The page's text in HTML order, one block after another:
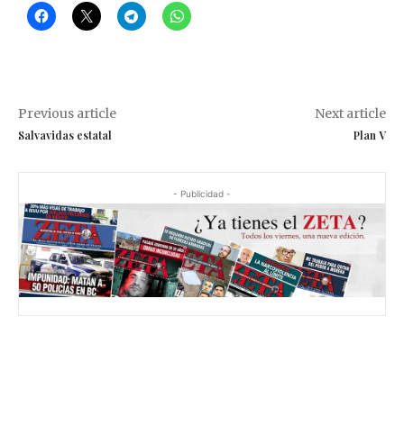
Previous article
Salvavidas estatal
Next article
Plan V
- Publicidad -